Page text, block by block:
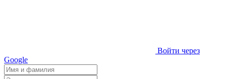
Войти через
Google